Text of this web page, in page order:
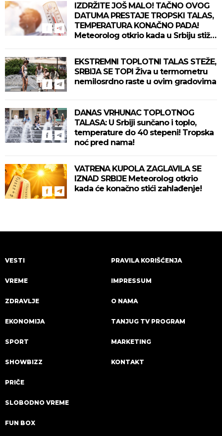
IZDRŽITE JOŠ MALO! TAČNO OVOG
DATUMA PRESTAJE TROPSKI TALAS,
TEMPERATURA KONAČNO PADA!
Meteorolog otkrio kada u Srbiju stiže
EKSTREMNI TOPLOTNI TALAS STEŽE,
SRBIJA SE TOPI Živa u termometru
nemilosrdno raste u ovim gradovima
DANAS VRHUNAC TOPLOTNOG
TALASA: U Srbiji sunčano i toplo,
temperature do 40 stepeni! Tropska
noć pred nama!
VATRENA KUPOLA ZAGLAVILA SE
IZNAD SRBIJE Meteorolog otkrio
kada će konačno stići zahlađenje!
VESTI
VREME
ZDRAVLJE
EKONOMIJA
SPORT
SHOWBIZZ
PRIČE
SLOBODNO VREME
FUN BOX
PRAVILA KORIŠĆENJA
IMPRESSUM
O NAMA
TANJUG TV PROGRAM
MARKETING
KONTAKT